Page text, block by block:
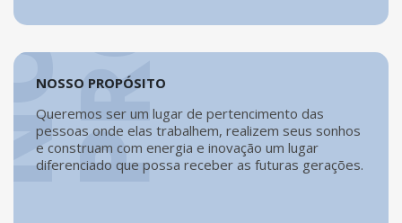
NOSSO PROPÓSITO
Queremos ser um lugar de pertencimento das
pessoas onde elas trabalhem, realizem seus sonhos
e construam com energia e inovação um lugar
diferenciado que possa receber as futuras gerações.